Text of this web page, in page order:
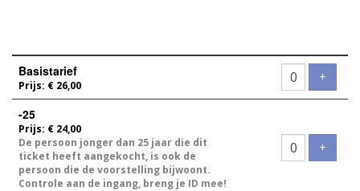
Aantal
tickets
Basistarief
Prijs: € 26,00
+
-25
Prijs: € 24,00
De persoon jonger dan 25 jaar die dit
ticket heeft aangekocht, is ook de
persoon die de voorstelling bijwoont.
Controle aan de ingang, breng je ID mee!
+